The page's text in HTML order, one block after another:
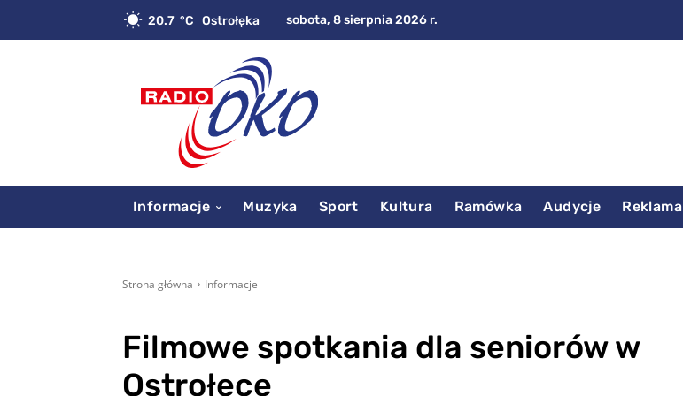
20.7 C Ostrołęka sobota, 8 sierpnia 2026 r.
Informacje Muzyka Sport Kultura Ramówka Audycje Reklama
Strona główna Informacje
Filmowe spotkania dla seniorów w
Ostrołęce